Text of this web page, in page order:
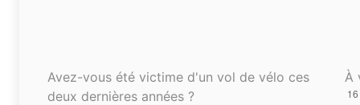
Avez-vous été victime d'un vol de vélo ces
deux dernières années ?
À